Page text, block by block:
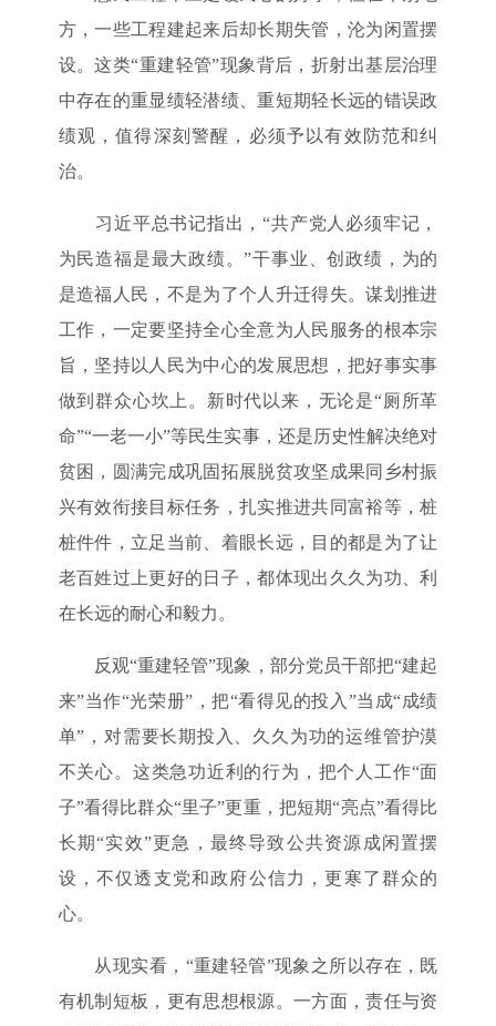
方，一些工程建起来后却长期失管，沦为闲置摆
设。这类“重建轻管”现象背后，折射出基层治理
中存在的重显绩轻潜绩、重短期轻长远的错误政
绩观，值得深刻警醒，必须予以有效防范和纠
治。
习近平总书记指出，“共产党人必须牢记，
为民造福是最大政绩。”干事业、创政绩，为的
是造福人民，不是为了个人升迁得失。谋划推进
工作，一定要坚持全心全意为人民服务的根本宗
旨，坚持以人民为中心的发展思想，把好事实事
做到群众心坎上。新时代以来，无论是“厕所革
命”“一老一小”等民生实事，还是历史性解决绝对
贫困，圆满完成巩固拓展脱贫攻坚成果同乡村振
兴有效衔接目标任务，扎实推进共同富裕等，桩
桩件件，立足当前、着眼长远，目的都是为了让
老百姓过上更好的日子，都体现出久久为功、利
在长远的耐心和毅力。
反观“重建轻管”现象，部分党员干部把“建起
来”当作“光荣册”，把“看得见的投入”当成“成绩
单”，对需要长期投入、久久为功的运维管护漠
不关心。这类急功近利的行为，把个人工作“面
子”看得比群众“里子”更重，把短期“亮点”看得比
长期“实效”更急，最终导致公共资源成闲置摆
设，不仅透支党和政府公信力，更寒了群众的
心。
从现实看，“重建轻管”现象之所以存在，既
有机制短板，更有思想根源。一方面，责任与资